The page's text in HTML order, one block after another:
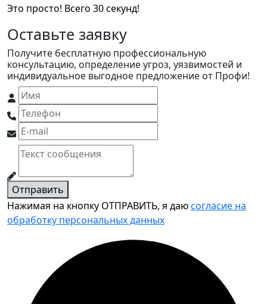
Это просто! Всего 30 секунд!
Оставьте заявку
Получите бесплатную профессиональную
консультацию, определение угроз, уязвимостей и
индивидуальное выгодное предложение от Профи!
Отправить
Нажимая на кнопку ОТПРАВИТЬ, я даюсогласие на
обработку персональных данных